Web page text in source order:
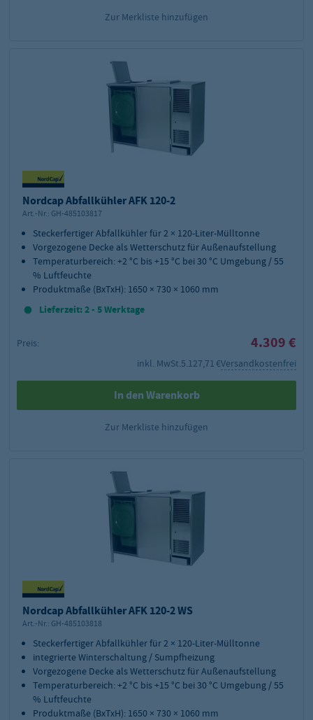
Zur Merkliste hinzufügen
Nordcap Abfallkühler AFK 120-2
Art.-Nr.: GH-485103817
Steckerfertiger Abfallkühler für 2 × 120-Liter-Mülltonne
Vorgezogene Decke als Wetterschutz für Außenaufstellung
Temperaturbereich: +2 °C bis +15 °C bei 30 °C Umgebung / 55
% Luftfeuchte
Produktmaße (BxTxH): 1650 × 730 × 1060 mm
Lieferzeit: 2 - 5 Werktage
Preis: 4.309 €
inkl. MwSt.5.127,71 €Versandkostenfrei
In den Warenkorb
Zur Merkliste hinzufügen
Nordcap Abfallkühler AFK 120-2 WS
Art.-Nr.: GH-485103818
Steckerfertiger Abfallkühler für 2 × 120-Liter-Mülltonne
integrierte Winterschaltung / Sumpfheizung
Vorgezogene Decke als Wetterschutz für Außenaufstellung
Temperaturbereich: +2 °C bis +15 °C bei 30 °C Umgebung / 55
% Luftfeuchte
Produktmaße (BxTxH): 1650 × 730 × 1060 mm